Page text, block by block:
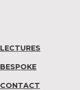
LECTURES
BESPOKE
CONTACT